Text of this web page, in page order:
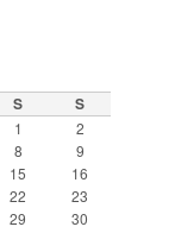
S S
1
2
8
9
15
16
22
23
29
30